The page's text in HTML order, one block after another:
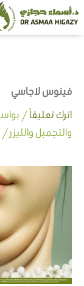
تخطي
إلى
فينوس لاجاسي
اترك تعليقاً/
والتجميل والليزر/